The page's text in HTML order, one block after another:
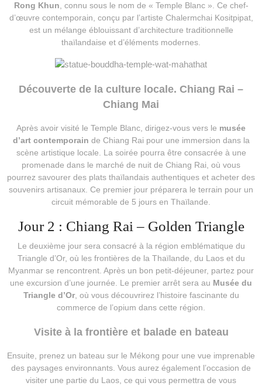
Rong Khun , connu sous le nom de « Temple Blanc ». Ce chef-
d’œuvre contemporain, conçu par l’artiste Chalermchai Kositpipat,
est un mélange éblouissant d’architecture traditionnelle
thaïlandaise et d’éléments modernes.
Découverte de la culture locale. Chiang Rai –
Chiang Mai
Après avoir visité le Temple Blanc, dirigez-vous vers le musée
d’art contemporain de Chiang Rai pour une immersion dans la
scène artistique locale. La soirée pourra être consacrée à une
promenade dans le marché de nuit de Chiang Rai, où vous
pourrez savourer des plats thaïlandais authentiques et acheter des
souvenirs artisanaux. Ce premier jour préparera le terrain pour un
circuit mémorable de 5 jours en Thaïlande.
Jour 2 : Chiang Rai – Golden Triangle
Le deuxième jour sera consacré à la région emblématique du
Triangle d’Or, où les frontières de la Thaïlande, du Laos et du
Myanmar se rencontrent. Après un bon petit-déjeuner, partez pour
une excursion d’une journée. Le premier arrêt sera au Musée du
Triangle d’Or, où vous découvrirez l’histoire fascinante du
commerce de l’opium dans cette région.
Visite à la frontière et balade en bateau
Ensuite, prenez un bateau sur le Mékong pour une vue imprenable
des paysages environnants. Vous aurez également l’occasion de
visiter une partie du Laos, ce qui vous permettra de vous